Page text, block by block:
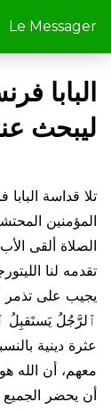
Le Messager
البابا
ليبحث
تلا قداسة
المؤمنين
الصلاة ألقى
تقدمه لنا
يجيب على تذمر
ٱلرَّجُلُ يَستَقبِلُ
عثرة دينية
معهم، أن الله
أن يحضر الجميع